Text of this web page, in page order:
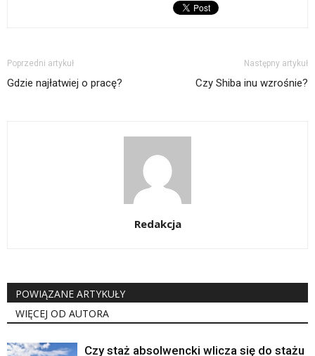
Poprzedni artykuł
Gdzie najłatwiej o pracę?
Następny artykuł
Czy Shiba inu wzrośnie?
Redakcja
POWIĄZANE ARTYKUŁY
WIĘCEJ OD AUTORA
Czy staż absolwencki wlicza się do stażu